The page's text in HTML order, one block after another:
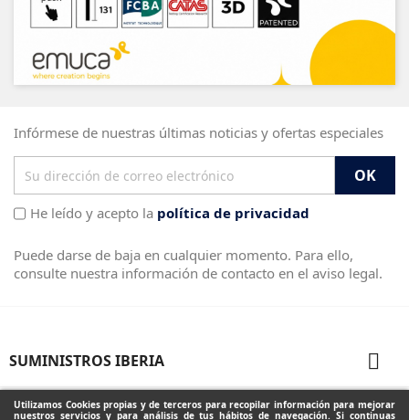
Utilizamos Cookies propias y de terceros para recopilar información para mejorar
nuestros servicios y para análisis de tus hábitos de navegación. Si continuas
Infórmese de nuestras últimas noticias y ofertas especiales
He leído y acepto la política de privacidad
Puede darse de baja en cualquier momento. Para ello,
consulte nuestra información de contacto en el aviso legal.
SUMINISTROS IBERIA 
PRODUCTOS 